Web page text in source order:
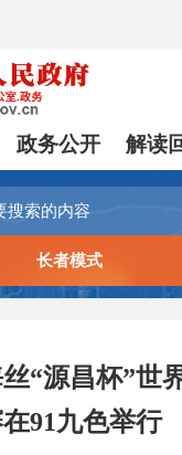
政务公开 解读
长者模式
“源昌杯”世
91九色举行